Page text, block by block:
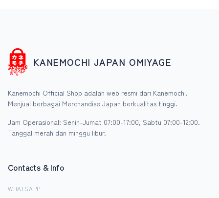
KANEMOCHI JAPAN OMIYAGE
Kanemochi Official Shop adalah web resmi dari Kanemochi.
Menjual berbagai Merchandise Japan berkualitas tinggi.
Jam Operasional: Senin-Jumat 07:00-17:00, Sabtu 07:00-12:00.
Tanggal merah dan minggu libur.
Contacts & Info
WHATSAPP